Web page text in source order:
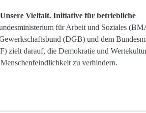
Vielfalt. Initiative für betriebliche
für Arbeit und Soziales
(DGB) und dem
zielt darauf, die Demokratie und
zu verhindern.